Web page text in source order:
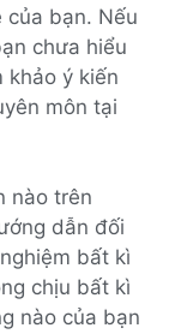
của bạn. Nếu
chưa hiểu
khảo ý kiến
môn tại
nào trên
dẫn đối
bất kì
chịu bất kì
nào của bạn